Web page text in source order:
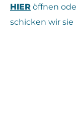
HIER öffnen
schicken wir sie